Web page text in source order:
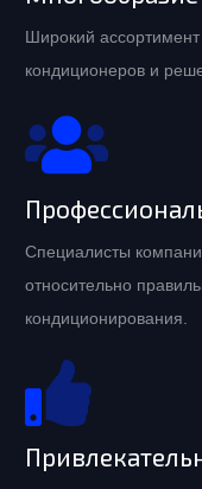
Широкий
кондиционеров и
Специалисты
относительно
кондиционирования.